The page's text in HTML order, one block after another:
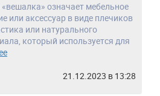
означает мебельное
или аксессуар в виде плечиков
или натурального
который используется для
21.12.2023 в 13:28